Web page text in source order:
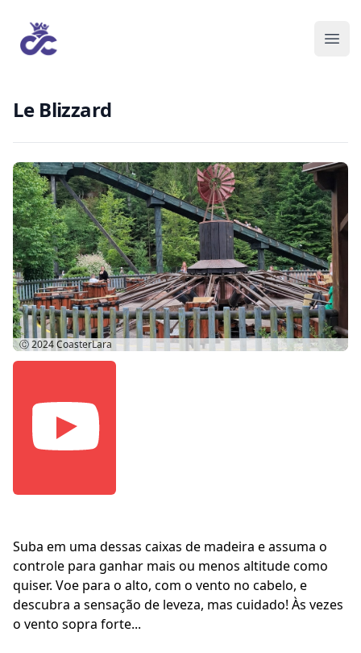
Le Blizzard
Suba em uma dessas caixas de madeira e assuma o
controle para ganhar mais ou menos altitude como
quiser. Voe para o alto, com o vento no cabelo, e
descubra a sensação de leveza, mas cuidado! Às vezes
o vento sopra forte...
Ⓒ 2024CoasterLara